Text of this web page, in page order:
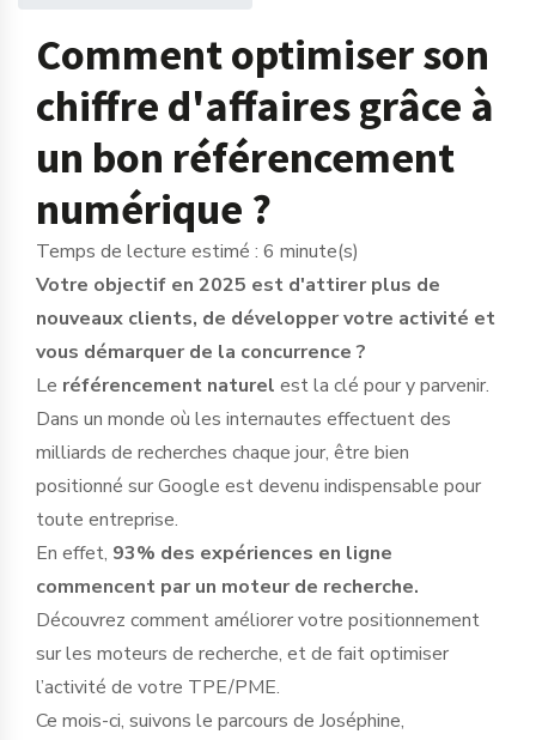
Comment optimiser son
chiffre d'affaires grâce à
un bon référencement
numérique ?
Temps de lecture estimé : 6 minute(s)
Votre objectif en 2025 est d'attirer plus de
nouveaux clients, de développer votre activité et
vous démarquer de la concurrence ?
Le référencement naturel est la clé pour y parvenir.
Dans un monde où les internautes effectuent des
milliards de recherches chaque jour, être bien
positionné sur Google est devenu indispensable pour
toute entreprise.
En effet, 93% des expériences en ligne
commencent par un moteur de recherche.
Découvrez comment améliorer votre positionnement
sur les moteurs de recherche, et de fait optimiser
l’activité de votre TPE/PME.
Ce mois-ci, suivons le parcours de Joséphine,